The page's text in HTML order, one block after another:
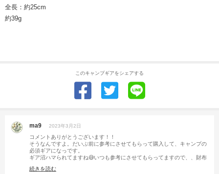
全長：約25cm
約39g
このキャンプギアをシェアする
ma9 2023年3月2日
コメントありがとうございます！！
そうなんですよ。だいぶ前に参考にさせてもらって購入して、キャンプの
必須ギアになっです。
ギア沼ハマられてますね😅いつも参考にさせてもらってますので、、財布
続きを読む